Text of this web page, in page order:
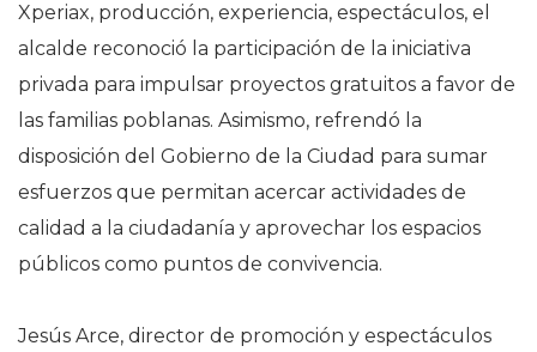
Xperiax, producción, experiencia, espectáculos, el
alcalde reconoció la participación de la iniciativa
privada para impulsar proyectos gratuitos a favor de
las familias poblanas. Asimismo, refrendó la
disposición del Gobierno de la Ciudad para sumar
esfuerzos que permitan acercar actividades de
calidad a la ciudadanía y aprovechar los espacios
públicos como puntos de convivencia.
Jesús Arce, director de promoción y espectáculos